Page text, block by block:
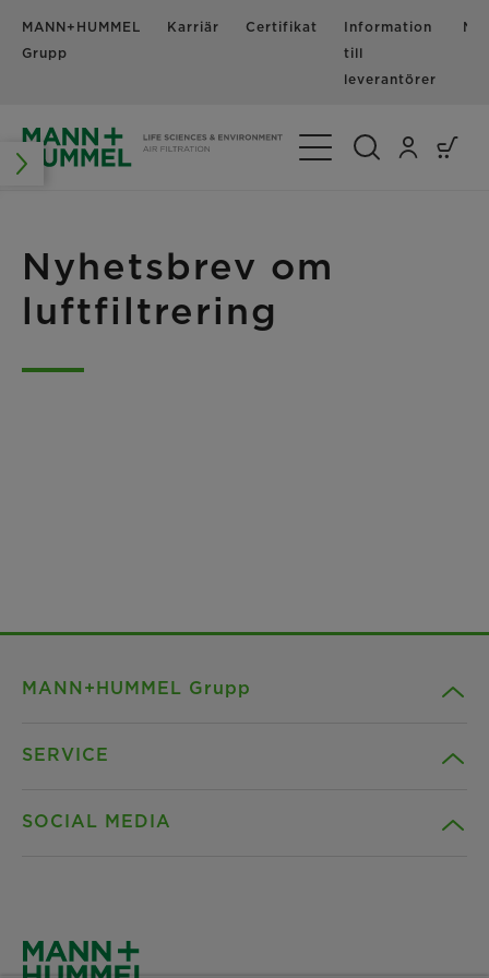
MANN+HUMMEL
Grupp
Karriär Certifikat
Information
till
leverantörer
Växla navigering
Nyhetsbrev om
luftfiltrering
MANN+HUMMEL Grupp
Nyheter
SERVICE
Dataintegritet
SOCIAL MEDIA